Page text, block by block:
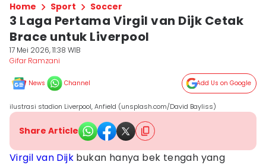
Home Sport Soccer
3 Laga Pertama Virgil van Dijk Cetak
Brace untuk Liverpool
17 Mei 2026, 11:38 WIB
Gifar Ramzani
News Channel Add Us on Google
ilustrasi stadion Liverpool, Anfield (unsplash.com/David Bayliss)
Share Article
Virgil van Dijk bukan hanya bek tengah yang